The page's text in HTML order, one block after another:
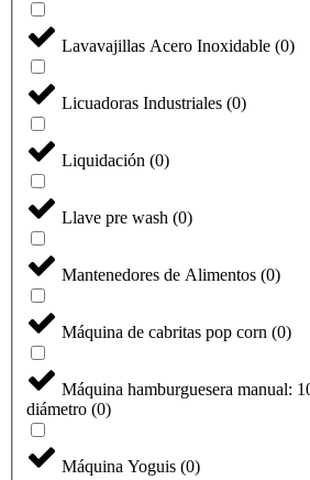
Lavavajillas Acero Inoxidable (0)
Licuadoras Industriales (0)
Liquidación (0)
Llave pre wash (0)
Mantenedores de Alimentos (0)
Máquina de cabritas pop corn (0)
Máquina hamburguesera manual:
diámetro (0)
Máquina Yoguis (0)